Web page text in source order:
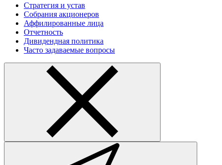
Стратегия и устав
Собрания акционеров
Аффилированные лица
Отчетность
Дивидендная политика
Часто задаваемые вопросы